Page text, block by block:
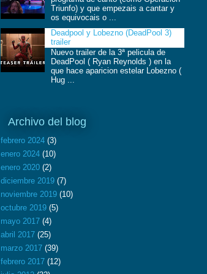
Triunfo) y que empezais a cantar y
os equivocais o ...
Deadpool y Lobezno (DeadPool 3)
trailer
Nuevo trailer de la 3ª pelicula de
DeadPool ( Ryan Reynolds ) en la
que hace aparicion estelar Lobezno (
Hug ...
Archivo del blog
febrero 2024 (3)
enero 2024 (10)
enero 2020 (2)
diciembre 2019 (7)
noviembre 2019 (10)
octubre 2019 (5)
mayo 2017 (4)
abril 2017 (25)
marzo 2017 (39)
febrero 2017 (12)